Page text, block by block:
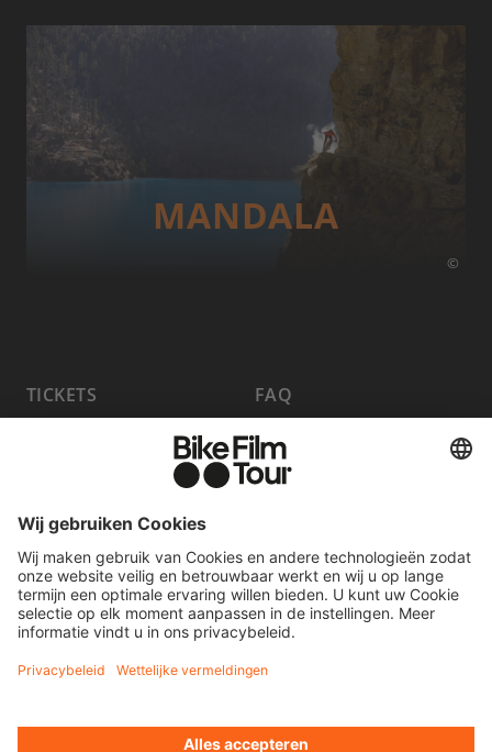
©
MANDALA
TICKETS
WORD PARTNER
FILM INSTUREN
FAQ
MEDIA HUB
VACATURES
OVEREENKOMST HERROEPEN